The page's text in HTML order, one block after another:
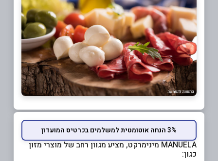
3% הנחה אוטומטית למשלמים בכרטיס המועדון
MANUELA מינימרקט, מציע מגוון רחב של מוצרי מזון
כגון: